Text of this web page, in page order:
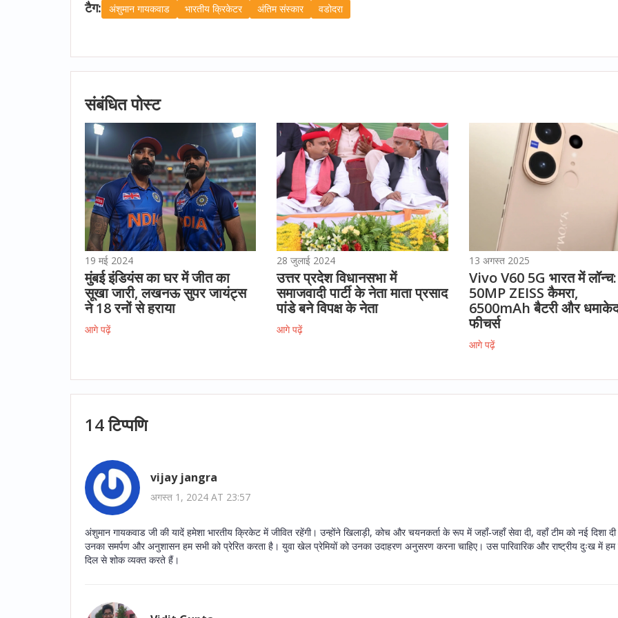
टैग: अंशुमान गायकवाड भारतीय क्रिकेटर अंतिम संस्कार वडोदरा
संबंधित पोस्ट
19 मई 2024
मुंबई इंडियंस का घर में जीत का
सूखा जारी, लखनऊ सुपर जायंट्स
ने 18 रनों से हराया
आगे पढ़ें
28 जुलाई 2024
उत्तर प्रदेश विधानसभा में
समाजवादी पार्टी के नेता माता प्रसाद
पांडे बने विपक्ष के नेता
आगे पढ़ें
13 अगस्त 2025
Vivo V60 5G भारत में लॉन्च:
50MP ZEISS कैमरा,
6500mAh बैटरी और
फीचर्स
आगे पढ़ें
14 टिप्पणि
vijay jangra
अगस्त 1, 2024 AT 23:57
अंशुमान गायकवाड जी की यादें हमेशा भारतीय क्रिकेट में जीवित रहेंगी। उन्होंने खिलाड़ी, कोच और चयनकर्ता के रूप में जहाँ‑जहाँ सेवा दी, वहाँ टीम को नई दिशा
उनका समर्पण और अनुशासन हम सभी को प्रेरित करता है। युवा खेल प्रेमियों को उनका उदाहरण अनुसरण करना चाहिए। उस पारिवारिक और राष्ट्रीय दुःख में
दिल से शोक व्यक्त करते हैं।